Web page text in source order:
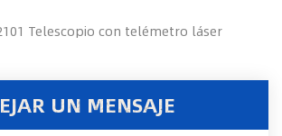
Telescopio con telémetro láser
UN MENSAJE